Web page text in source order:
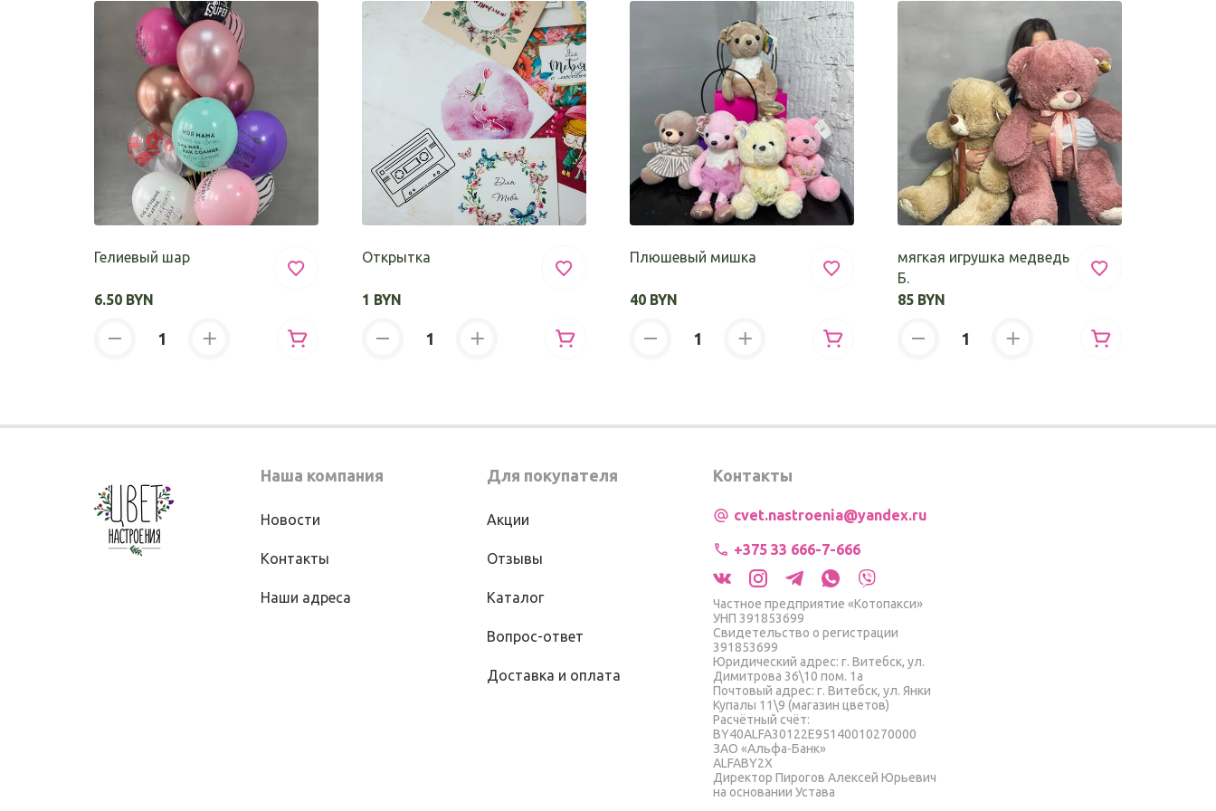
Гелиевый шар
6.50 BYN
Открытка
1 BYN
Плюшевый мишка
40 BYN
мягкая игрушка медведь
Б.
85 BYN
Наша компания
Новости
Контакты
Наши адреса
Для покупателя
Акции
Отзывы
Каталог
Вопрос-ответ
Доставка и оплата
Контакты
cvet.nastroenia@yandex.ru
+375 33 666-7-666
Частное предприятие «Котопакси»
УНП 391853699
Свидетельство о регистрации
391853699
Юридический адрес: г. Витебск, ул.
Димитрова 36\10 пом. 1а
Почтовый адрес: г. Витебск, ул. Янки
Купалы 11\9 (магазин цветов)
Расчётный счёт:
BY40ALFA30122E95140010270000
ЗАО «Альфа-Банк»
ALFABY2X
Директор Пирогов Алексей Юрьевич
на основании Устава